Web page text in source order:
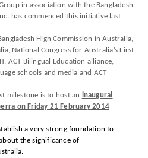
in association with the Bangladesh
has commenced this initiative last
High Commission in Australia,
National Congress for Australia’s First
ACT Bilingual Education alliance,
schools and media and ACT
milestone is to host an inaugural
on Friday 21 February 2014
a very strong foundation to
the significance of